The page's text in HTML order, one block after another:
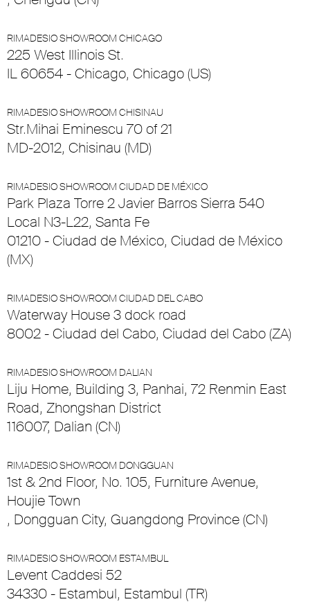
RIMADESIO SHOWROOM CHICAGO
225 West Illinois St.
IL 60654 - Chicago, Chicago (US)
RIMADESIO SHOWROOM CHISINAU
Str.Mihai Eminescu 70 of 21
MD-2012, Chisinau (MD)
RIMADESIO SHOWROOM CIUDAD DE MÉXICO
Park Plaza Torre 2 Javier Barros Sierra 540
Local N3-L22, Santa Fe
01210 - Ciudad de México, Ciudad de México
(MX)
RIMADESIO SHOWROOM CIUDAD DEL CABO
Waterway House 3 dock road
8002 - Ciudad del Cabo, Ciudad del Cabo (ZA)
RIMADESIO SHOWROOM DALIAN
Liju Home, Building 3, Panhai, 72 Renmin East
Road, Zhongshan District
116007, Dalian (CN)
RIMADESIO SHOWROOM DONGGUAN
1st & 2nd Floor, No. 105, Furniture Avenue,
Houjie Town
, Dongguan City, Guangdong Province (CN)
RIMADESIO SHOWROOM ESTAMBUL
Levent Caddesi 52
34330 - Estambul, Estambul (TR)